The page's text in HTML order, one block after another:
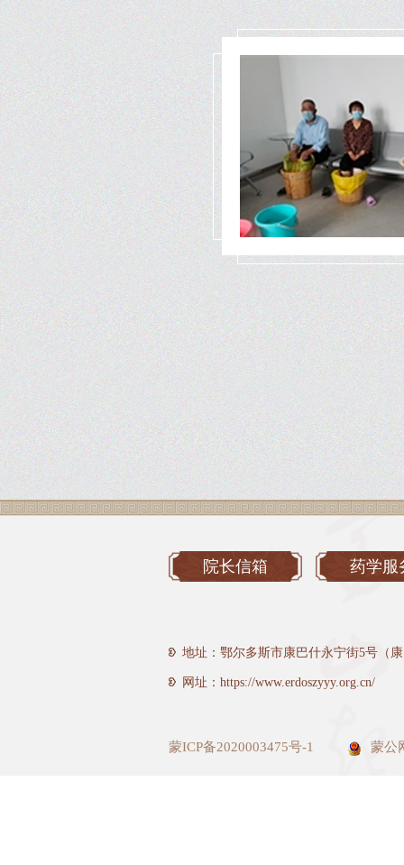
院长信箱 药学服
地址：鄂尔多斯市康巴什永宁街5号（
网址：https://www.erdoszyyy.org.cn/
蒙ICP备2020003475号-1 蒙公